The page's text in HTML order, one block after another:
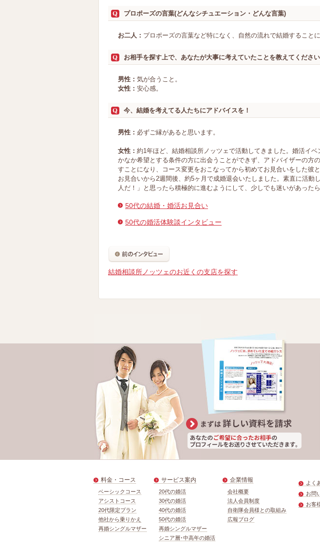
プロポーズの言葉(どんなシチュエーション・どんな言葉)
お二人： プロポーズの言葉など特になく、自然の流れで結婚することに
お相手を探す上で、あなたが大事に考えていたことを教えてください
男性： 気が合うこと。
女性： 安心感。
今、結婚を考えてる人たちにアドバイスを！
男性： 必ずご縁があると思います。
女性： 約1年ほど、結婚相談所ノッツェで活動してきました。婚活イ
かなか希望とする条件の方に出会うことができず、アドバイザーの方
すことになり、コース変更をおこなってから初めてお見合いをした彼
お見合いから2週間後、約5ヶ月で成婚退会いたしました。素直に活動
人だ！」と思ったら積極的に進むようにして、少しでも迷いがあった
50代の結婚・婚活お見合い
50代の婚活体験談インタビュー
結婚相談所ノッツェのお近くの支店を探す
料金・コース
ベーシックコース
アシストコース
20代限定プラン
他社から乗りかえ
再婚シングルマザー
サービス案内
20代の婚活
30代の婚活
40代の婚活
50代の婚活
再婚シングルマザー
シニア層･中高年の婚活
企業情報
会社概要
法人会員制度
自衛隊会員様との取組み
広報ブログ
よく
お問
お客